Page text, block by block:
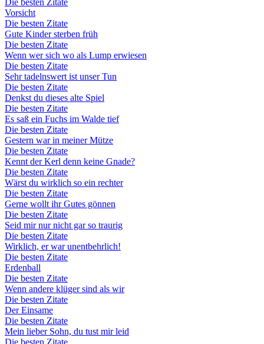
Vorsicht
Die besten Zitate
Gute Kinder sterben früh
Die besten Zitate
Wenn wer sich wo als Lump erwiesen
Die besten Zitate
Sehr tadelnswert ist unser Tun
Die besten Zitate
Denkst du dieses alte Spiel
Die besten Zitate
Es saß ein Fuchs im Walde tief
Die besten Zitate
Gestern war in meiner Mütze
Die besten Zitate
Kennt der Kerl denn keine Gnade?
Die besten Zitate
Wärst du wirklich so ein rechter
Die besten Zitate
Gerne wollt ihr Gutes gönnen
Die besten Zitate
Seid mir nur nicht gar so traurig
Die besten Zitate
Wirklich, er war unentbehrlich!
Die besten Zitate
Erdenball
Die besten Zitate
Wenn andere klüger sind als wir
Die besten Zitate
Der Einsame
Die besten Zitate
Mein lieber Sohn, du tust mir leid
Die besten Zitate